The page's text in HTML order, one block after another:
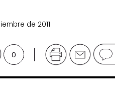
de 2011
0